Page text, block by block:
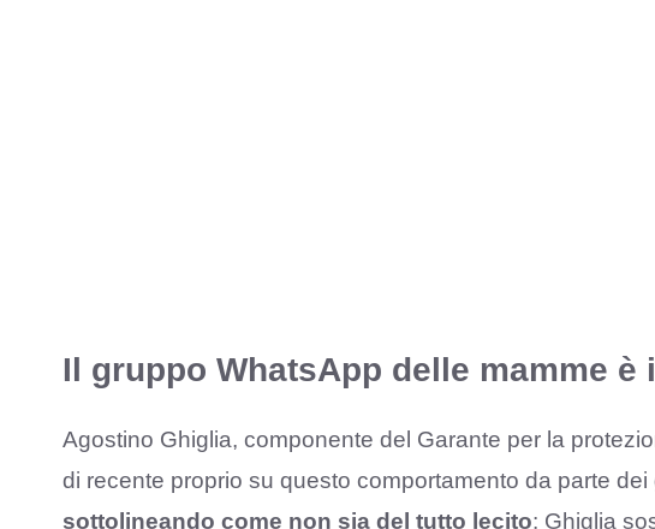
Il gruppo WhatsApp delle mamme
Agostino Ghiglia, componente del Garante per la
di recente proprio su questo comportamento da parte dei
sottolineando come non sia del tutto lecito: Ghiglia